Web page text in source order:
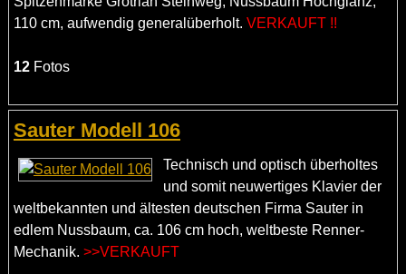
110 cm, aufwendig generalüberholt. VERKAUFT !!
12Fotos
Sauter Modell 106
Technisch und optisch überholtes
und somit neuwertiges Klavier der
weltbekannten und ältesten deutschen Firma Sauter in
edlem Nussbaum, ca. 106 cm hoch, weltbeste Renner-
Mechanik. >>VERKAUFT